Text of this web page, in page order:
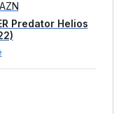
Predator Helios